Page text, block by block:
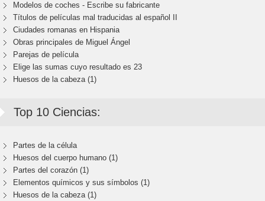
Modelos de coches - Escribe su fabricante
Títulos de películas mal traducidas al español II
Ciudades romanas en Hispania
Obras principales de Miguel Ángel
Parejas de película
Elige las sumas cuyo resultado es 23
Huesos de la cabeza (1)
Top 10 Ciencias:
Partes de la célula
Huesos del cuerpo humano (1)
Partes del corazón (1)
Elementos químicos y sus símbolos (1)
Huesos de la cabeza (1)